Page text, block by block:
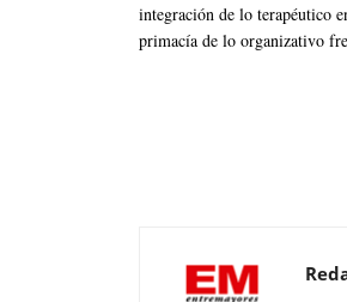
integración de lo terapéutico
primacía de lo organizativo